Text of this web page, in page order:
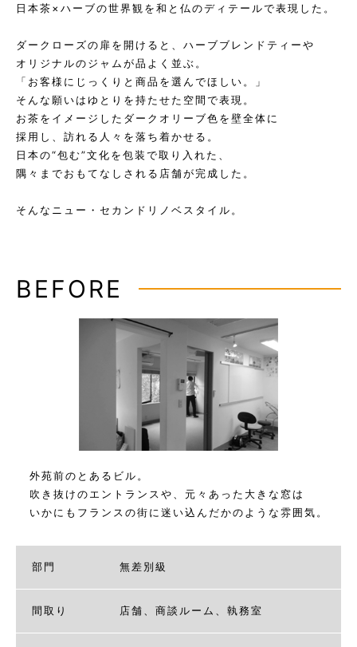
日本茶×ハーブの世界観を和と仏のディテールで表現した。
ダークローズの扉を開けると、ハーブブレンドティーや
オリジナルのジャムが品よく並ぶ。
「お客様にじっくりと商品を選んでほしい。」
そんな願いはゆとりを持たせた空間で表現。
お茶をイメージしたダークオリーブ色を壁全体に
採用し、訪れる人々を落ち着かせる。
日本の“包む”文化を包装で取り入れた、
隅々までおもてなしされる店舗が完成した。
そんなニュー・セカンドリノベスタイル。
BEFORE
外苑前のとあるビル。
吹き抜けのエントランスや、元々あった大きな窓は
いかにもフランスの街に迷い込んだかのような雰囲気。
部門 無差別級
間取り 店舗、商談ルーム、執務室